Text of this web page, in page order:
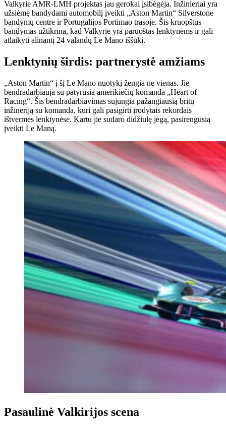
Valkyrie AMR-LMH projektas jau gerokai įsibėgėja. Inžinieriai yra
užsiėmę bandydami automobilį įveikti „Aston Martin“ Silverstone
bandymų centre ir Portugalijos Portimao trasoje. Šis kruopštus
bandymas užtikrina, kad Valkyrie yra paruoštas lenktynėms ir gali
atlaikyti alinantį 24 valandų Le Mano iššūkį.
Lenktynių širdis: partnerystė amžiams
„Aston Martin“ į šį Le Mano nuotykį žengia ne vienas. Jie
bendradarbiauja su patyrusia amerikiečių komanda „Heart of
Racing“. Šis bendradarbiavimas sujungia pažangiausią britų
inžineriją su komanda, kuri gali pasigirti įrodytais rekordais
ištvermės lenktynėse. Kartu jie sudaro didžiulę jėgą, pasirengusią
įveikti Le Maną.
Pasaulinė Valkirijos scena